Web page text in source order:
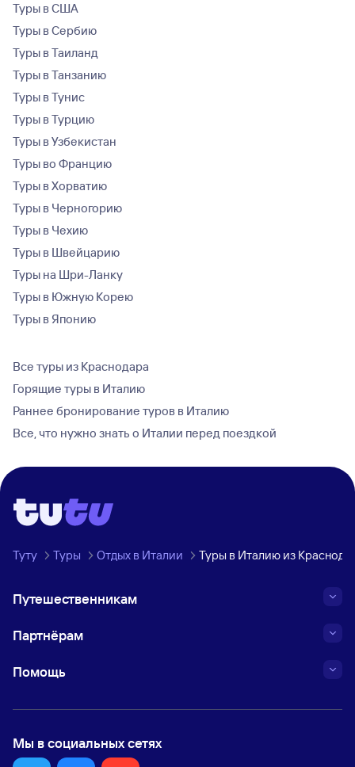
Туры в США
Туры в Сербию
Туры в Таиланд
Туры в Танзанию
Туры в Тунис
Туры в Турцию
Туры в Узбекистан
Туры во Францию
Туры в Хорватию
Туры в Черногорию
Туры в Чехию
Туры в Швейцарию
Туры на Шри-Ланку
Туры в Южную Корею
Туры в Японию
Все туры из Краснодара
Горящие туры в Италию
Раннее бронирование туров в Италию
Все, что нужно знать о Италии перед поездкой
Туту Туры Отдых в Италии Туры в Италию из
Путешественникам
Партнёрам
Помощь
Мы в социальных сетях